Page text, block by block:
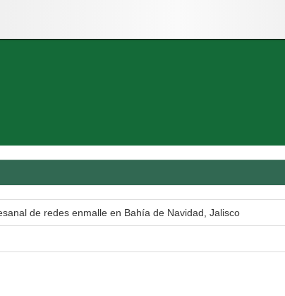
de redes enmalle en Bahía de Navidad, Jalisco